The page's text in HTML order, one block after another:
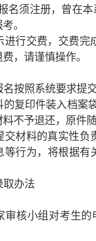
名须注册，曾在
。
进行交费，交费完
，请谨慎操作。
按照系统要求提
的复印件装入档案
不予退还，原件
交材料的真实性
等行为，将根据
取办法
审核小组对考生